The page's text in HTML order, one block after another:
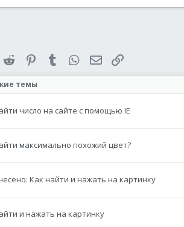
Twitter Reddit PinterestTumblr WhatsAppЭлектронная почта
темы
число на сайте с помощью IE
максимально похожий цвет?
Как найти и нажать на картинку
и нажать на картинку